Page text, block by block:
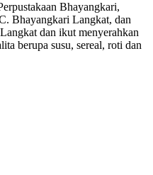
Bhayangkari,
Bhayangkari Langkat, dan
dan ikut menyerahkan
berupa susu, sereal, roti dan